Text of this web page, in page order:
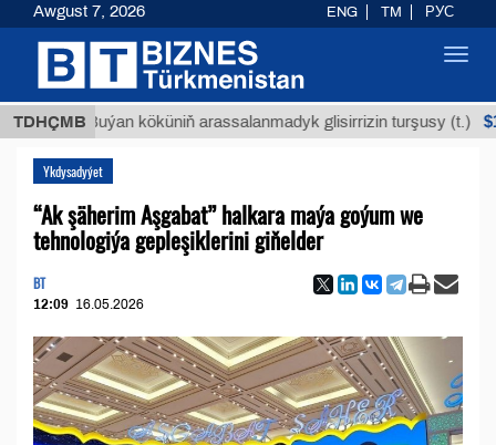
TDHÇMB
Buýan köküniň arassalanmadyk glisirrizin turşusy (t.)
Ykdysadyýet
“Ak şäherim Aşgabat” halkara maýa goýum we
tehnologiýa gepleşiklerini giňelder
BT
12:09 16.05.2026
Awgust 7, 2026 ENG TM РУС